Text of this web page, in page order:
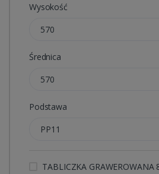
Wysokość
570
Średnica
570
Podstawa
PP11
TABLICZKA GRAWEROWANA